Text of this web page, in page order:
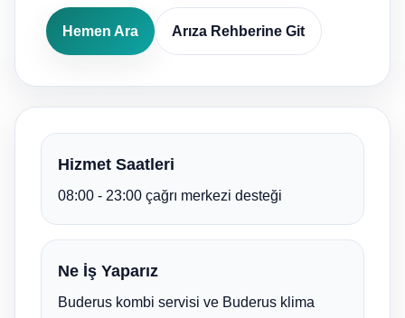
Hemen Ara Arıza Rehberine Git
Hizmet Saatleri
08:00 - 23:00 çağrı merkezi desteği
Ne İş Yaparız
Buderus kombi servisi ve Buderus klima